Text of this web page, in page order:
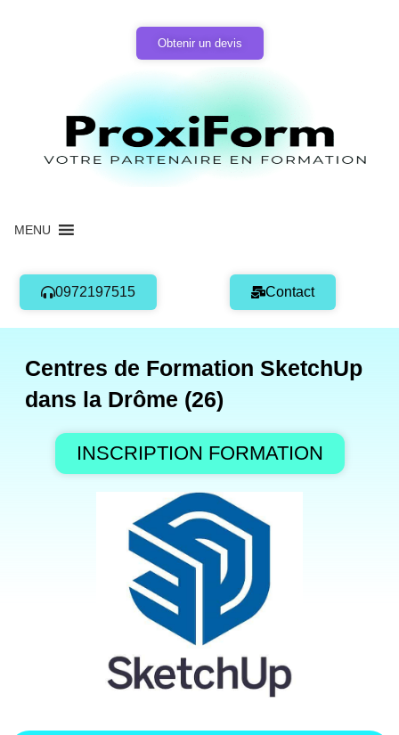
Obtenir un devis
MENU
0972197515 Contact
Centres de Formation SketchUp
dans la Drôme (26)
INSCRIPTION FORMATION